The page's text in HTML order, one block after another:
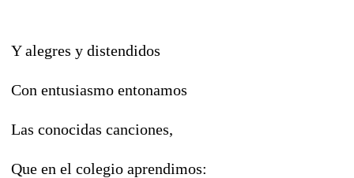
Y alegres y distendidos
Con entusiasmo entonamos
Las conocidas canciones,
Que en el colegio aprendimos: